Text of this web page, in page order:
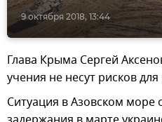
9 октября 2018, 13:44
Глава Крыма Сергей
учения не несут рисков
Ситуация в Азовском море